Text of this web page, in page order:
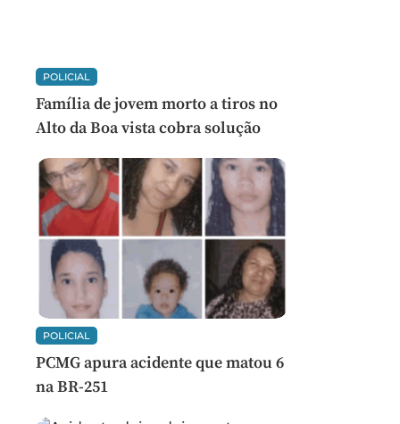
POLICIAL
Família de jovem morto a tiros no
Alto da Boa vista cobra solução
POLICIAL
PCMG apura acidente que matou 6
na BR-251